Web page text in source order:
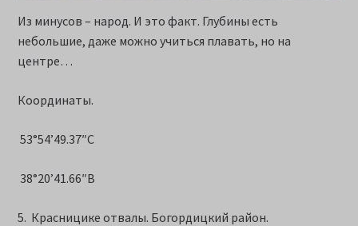
Из минусов – народ. И это факт. Глубины есть
небольшие, даже можно учиться плавать, но на
центре…
Координаты.
53°54’49.37″С
38°20’41.66″В
5. Красницике отвалы. Богордицкий район.